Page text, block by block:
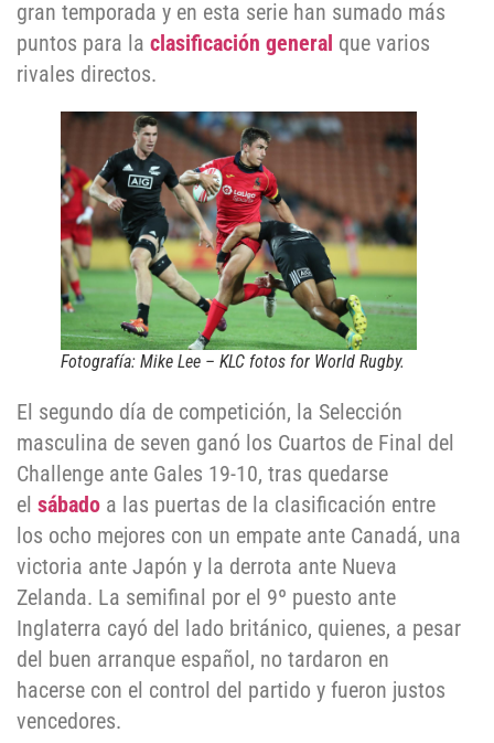
gran temporada y en esta serie han sumado más
puntos para la clasificación general que varios
rivales directos.
Fotografía: Mike Lee – KLC fotos for World Rugby.
El segundo día de competición, la Selección
masculina de seven ganó los Cuartos de Final del
Challenge ante Gales 19-10, tras quedarse
el sábado a las puertas de la clasificación entre
los ocho mejores con un empate ante Canadá, una
victoria ante Japón y la derrota ante Nueva
Zelanda. La semifinal por el 9º puesto ante
Inglaterra cayó del lado británico, quienes, a pesar
del buen arranque español, no tardaron en
hacerse con el control del partido y fueron justos
vencedores.